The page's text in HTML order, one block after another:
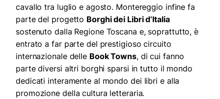
cavallo tra luglio e agosto. Montereggio infine fa
parte del progetto Borghi dei Libri d’Italia
sostenuto dalla Regione Toscana e, soprattutto, è
entrato a far parte del prestigioso circuito
internazionale delle Book Towns, di cui fanno
parte diversi altri borghi sparsi in tutto il mondo
dedicati interamente al mondo dei libri e alla
promozione della cultura letteraria.